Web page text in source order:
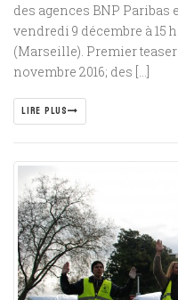
des agences BNP
vendredi 9 décembre à 15
(Marseille). Premier
novembre 2016; des […]
LIRE PLUS